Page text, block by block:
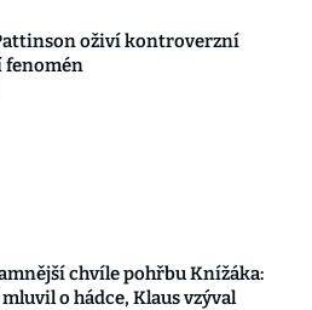
oživí kontroverzní
fenomén
chvíle pohřbu Knížáka:
o hádce, Klaus vzýval